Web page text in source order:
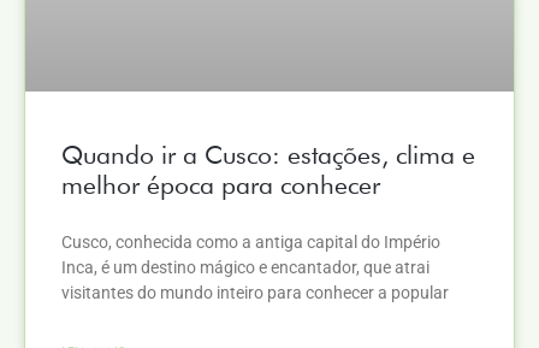
Quando ir a Cusco: estações, clima e
melhor época para conhecer
Cusco, conhecida como a antiga capital do Império
Inca, é um destino mágico e encantador, que atrai
visitantes do mundo inteiro para conhecer a popular